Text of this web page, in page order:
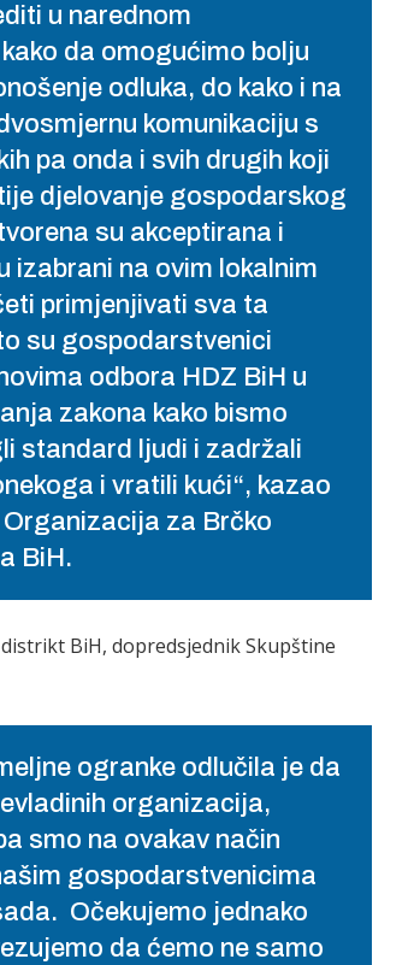
u narednom
da omogućimo bolju
odluka, do kako i na
komunikaciju s
pa onda i svih drugih koji
djelovanje gospodarskog
su akceptirana i
izabrani na ovim lokalnim
primjenjivati sva ta
su gospodarstvenici
odbora HDZ BiH u
zakona kako bismo
standard ljudi i zadržali
i vratili kući“, kazao
za Brčko
BiH.
BiH, dopredsjednik Skupštine
ogranke odlučila je da
organizacija,
smo na ovakav način
gospodarstvenicima
Očekujemo jednako
da ćemo ne samo